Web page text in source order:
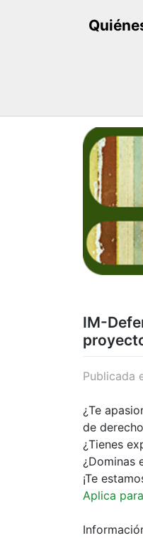
IM-
Publicada
¿Te
de
¿Tienes
¿Dominas
¡Te
Aplica